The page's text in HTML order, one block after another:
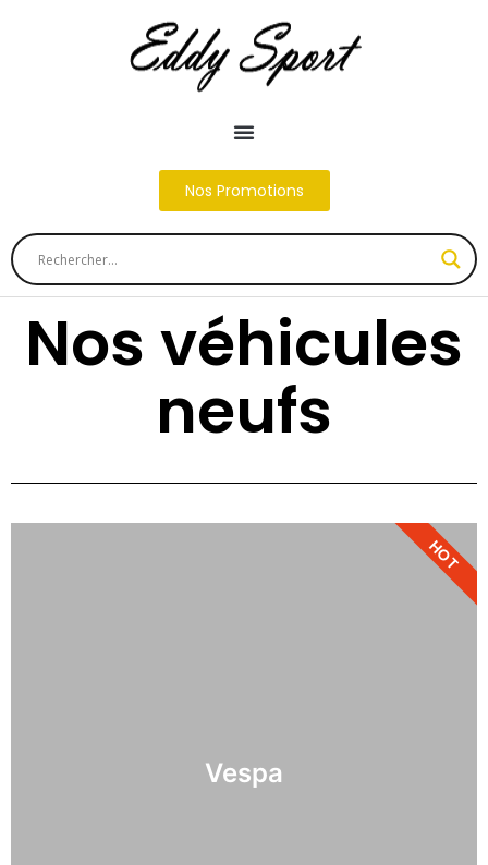
Nos Promotions
Nos véhicules
neufs
Vespa
HOT